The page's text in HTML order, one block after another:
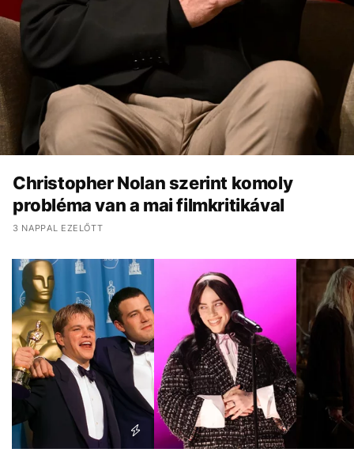
Christopher Nolan szerint komoly
probléma van a mai filmkritikával
3 NAPPAL EZELŐTT